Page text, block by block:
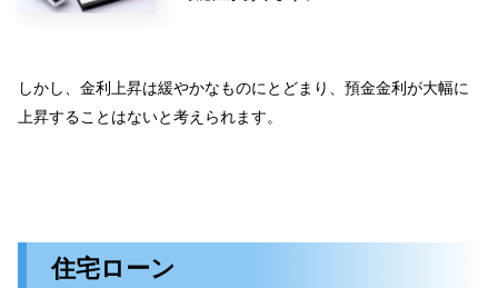
しかし、金利上昇は緩やかなものにとどまり、預金金利が大幅に
上昇することはないと考えられます。
住宅ローン